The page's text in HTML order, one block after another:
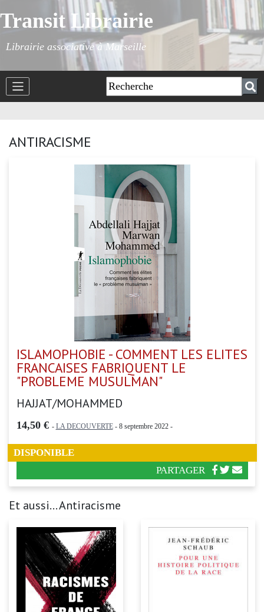
Transit Librairie
Librairie associative à Marseille
ANTIRACISME
ISLAMOPHOBIE - COMMENT LES ELITES
FRANCAISES FABRIQUENT LE
"PROBLEME MUSULMAN"
HAJJAT/MOHAMMED
14,50 € - LA DECOUVERTE- 8 septembre 2022 -
DISPONIBLE
PARTAGER
Et aussi... Antiracisme